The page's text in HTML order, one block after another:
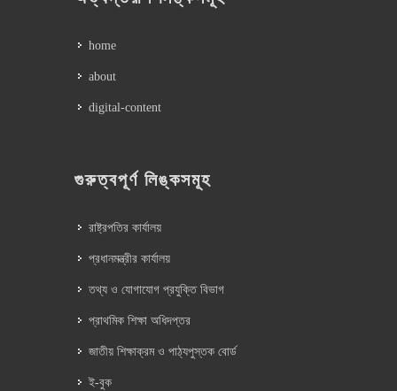
home
about
digital-content
গুরুত্বপূর্ণ লিঙ্কসমূহ
রাষ্ট্রপতির কার্যালয়
প্রধানমন্ত্রীর কার্যালয়
তথ্য ও যোগাযোগ প্রযুক্তি বিভাগ
প্রাথমিক শিক্ষা অধিদপ্তর
জাতীয় শিক্ষাক্রম ও পাঠ্যপুস্তক বোর্ড
ই-বুক